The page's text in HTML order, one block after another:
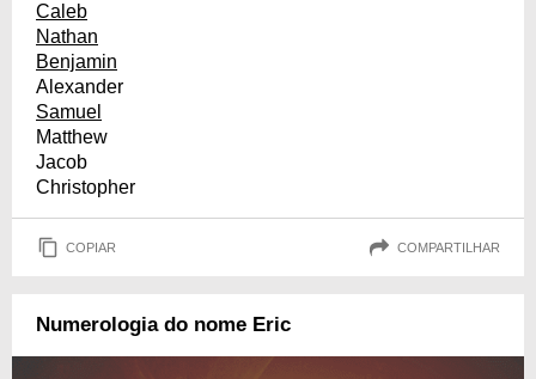
Caleb
Nathan
Benjamin
Alexander
Samuel
Matthew
Jacob
Christopher
COPIAR COMPARTILHAR
Numerologia do nome Eric